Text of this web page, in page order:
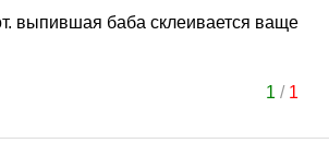
выпившая баба склеивается ваще
1 / 1